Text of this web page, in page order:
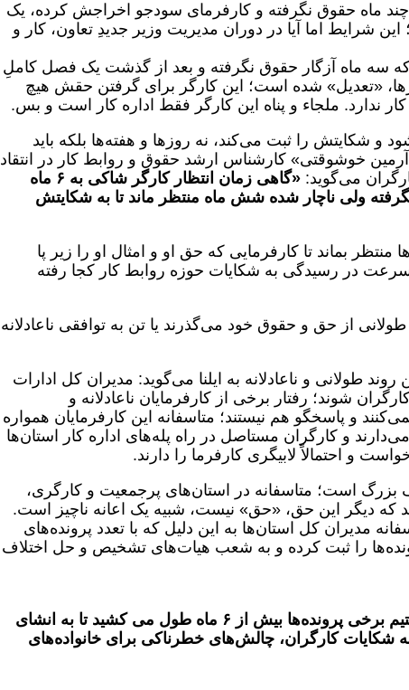
ماه حقوق نگرفته و کارفرمای سودجو اخراجش کرده، یک
شرایط اما آیا در دوران مدیریت وزیر جدیدِ تعاون، کار و
که سه ماه آزگار حقوق نگرفته و بعد از گذشت یک فصل کاملِ
«تعدیل» شده است؛ این کارگر برای گرفتن حقش هیچ
ندارد. ملجاء و پناه این کارگر فقط اداره کار است و بس.
و شکایتش را ثبت می‌کند، نه روزها و هفته‌ها بلکه باید
خوشوقتی» کارشناس ارشد حقوق و روابط کار در انتقاد
می‌گوید:
«گاهی زمان انتظار کارگر شاکی به ۶ ماه
ولی ناچار شده شش ماه منتظر ماند تا به شکایتش
بماند تا کارفرمایی که حق او و امثال او را زیر پا
در رسیدگی به شکایات حوزه روابط کار کجا رفته
از حق و حقوق خود می‌گذرند یا تن به توافقی ناعادلانه
طولانی و ناعادلانه به ایلنا می‌گوید: مدیران کل ادارات
شوند؛ رفتار برخی از کارفرمایان ناعادلانه و
و پاسخگو هم نیستند؛ متاسفانه این کارفرمایان همواره
و کارگران مستاصل در راه پله‌های اداره کار استان‌ها
و احتمالاً لابیگری کارفرما را دارند.
است؛ متاسفانه در استان‌های پرجمعیت و کارگری،
که دیگر این حق، «حق» نیست، شبیه یک اعانه ناچیز است.
مدیران کل استان‌ها به این دلیل که با تعدد پرونده‌های
را ثبت کرده و به شعب هیات‌های تشخیص و حل اختلاف
به گفته این فعال کارگری، امروز شاهد هستیم برخی پرونده‌ها بیش از ۶ ماه طول می کشید تا به انشای
شکایات کارگران، چالش‌های خطرناکی برای خانواده‌های